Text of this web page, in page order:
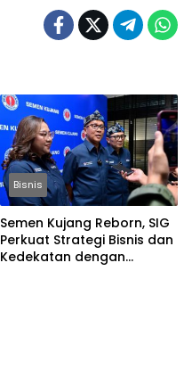
Bisnis
Semen Kujang Reborn, SIG
Perkuat Strategi Bisnis dan
Kedekatan dengan